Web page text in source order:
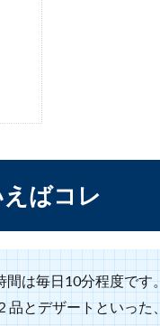
われる理由！カエルで幸運
ってしまう女性は多いのではない
ず移す必要があるのでしょうか？
ばコレ
間は毎日10分程度です
とデザートといった